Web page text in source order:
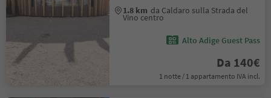
1.8 km da Caldaro sulla Strada del
Vino centro
Alto Adige Guest Pass
Da 140€
1 notte / 1 appartamento IVA incl.